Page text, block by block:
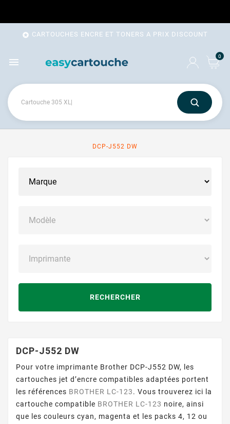
 CARTOUCHES ENCRE ET TONERS A PRIX DISCOUNT
 0
DCP-J552 DW
RECHERCHER
DCP-J552 DW
Pour votre imprimante Brother DCP-J552 DW, les
cartouches jet d’encre compatibles adaptées portent
les références BROTHER LC-123. Vous trouverez ici la
cartouche compatible BROTHER LC-123 noire, ainsi
que les couleurs cyan, magenta et les packs 4, 12 ou